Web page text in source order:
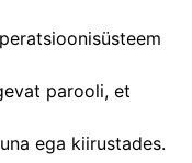
parooli, et
ega kiirustades.